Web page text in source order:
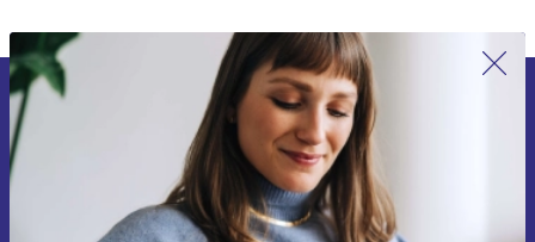
Anmäl dig till vårt nyhetsbrev för
första gången och spara 200 kr!
Missa aldrig ett erbjudande igen.